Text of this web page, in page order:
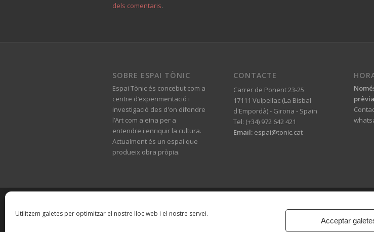
Utilitzem galetes per optimitzar el nostre lloc web i el nostre servei.
Acceptar
dels comentaris.
SOBRE ESPAI TÒNIC
Espai Tònic és concebut com a
centre d’experimentació i
investigació des d'on difondre
l’Art com a eina per a
entendre i enriquir la cultura.
Actualment és un espai que
produeix obra pròpia.
CONTACTE
Carrer de Ponent 23-25
17111 Vulpellac (La Bisbal
d'Empordà) - Girona - Spain
Tel: (+34) 972 642 421
Email:espai@tonic.cat
prèvia